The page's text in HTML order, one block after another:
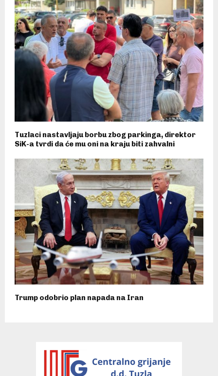
Tuzlaci nastavljaju borbu zbog parkinga, direktor
SiK-a tvrdi da će mu oni na kraju biti zahvalni
Trump odobrio plan napada na Iran